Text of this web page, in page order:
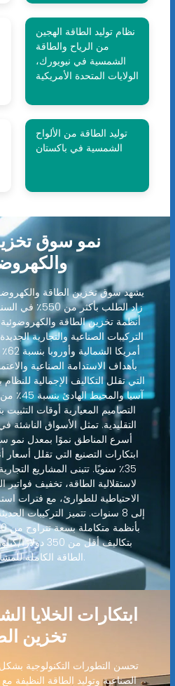
نظام توليد الطاقة الهجين
من الرياح والطاقة
الشمسية في نيويورك،
الولايات المتحدة الأمريكية
توليد الطاقة من الألواح
الشمسية في باكستان
نمو سوق
يشهد سوق تخزين الطاقة
زاد الطلب
التركيبات الصناعية والتجارية
بأهداف الاستدامة الصناعية
آسيا
التقليدية. تمثل الأسواق
ابتكارات التصنيع التي تقلل
35٪ سنويًا. تتبنى المشاريع
لاستقلالية الطاقة، تخفيف فواتير
إلى 8 سنوات. تتميز التركيبات
بتكاليف أقل من
الطاقة الكاملة للمشاريع الصناعية.
ابتكارات الخلايا
تخزين
تحسن التطورات التكنولوجية بشكل
الصناعية وتوليد الطاقة النظيفة